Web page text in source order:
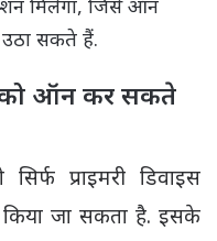
मिलेगा, जिसे ऑन
सकते हैं.
को ऑन कर सकते
प्राइमरी डिवाइस
जा सकता है. इसके